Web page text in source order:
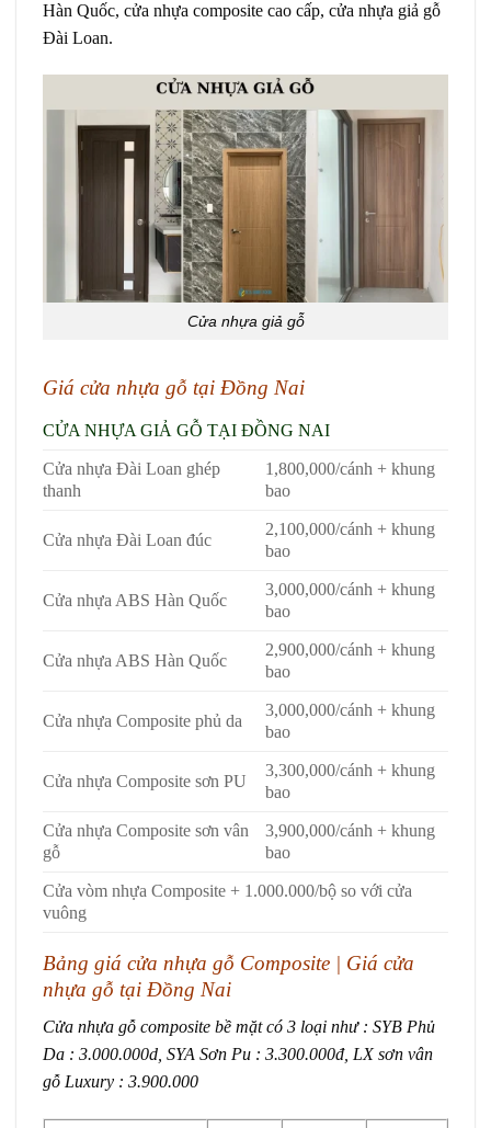
Hàn Quốc, cửa nhựa composite cao cấp, cửa nhựa giả gỗ
Đài Loan.
Cửa nhựa giả gỗ
Giá cửa nhựa gỗ tại Đồng Nai
CỬA NHỰA GIẢ GỖ TẠI ĐỒNG NAI
Cửa nhựa Đài Loan ghép
thanh
1,800,000/cánh + khung
bao
Cửa nhựa Đài Loan đúc
2,100,000/cánh + khung
bao
Cửa nhựa ABS Hàn Quốc
3,000,000/cánh + khung
bao
Cửa nhựa ABS Hàn Quốc
2,900,000/cánh + khung
bao
Cửa nhựa Composite phủ da
3,000,000/cánh + khung
bao
Cửa nhựa Composite sơn PU
3,300,000/cánh + khung
bao
Cửa nhựa Composite sơn vân
gỗ
3,900,000/cánh + khung
bao
Cửa vòm nhựa Composite + 1.000.000/bộ so với cửa
vuông
Bảng giá cửa nhựa gỗ Composite | Giá cửa
nhựa gỗ tại Đồng Nai
Cửa nhựa gỗ composite bề mặt có 3 loại như : SYB Phủ
Da : 3.000.000d, SYA Sơn Pu : 3.300.000đ, LX sơn vân
gỗ Luxury : 3.900.000